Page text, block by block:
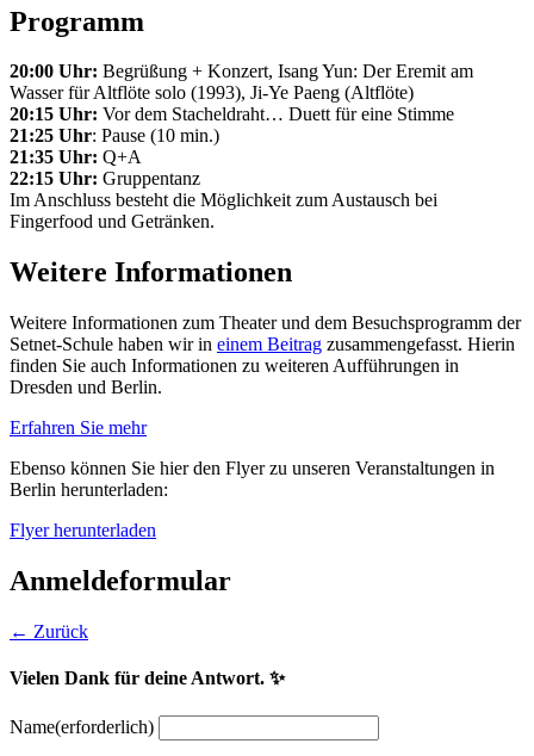
Programm
20:00 Uhr: Begrüßung + Konzert, Isang Yun: Der Eremit am
Wasser für Altflöte solo (1993), Ji-Ye Paeng (Altflöte)
20:15 Uhr: Vor dem Stacheldraht… Duett für eine Stimme
21:25 Uhr: Pause (10 min.)
21:35 Uhr: Q+A
22:15 Uhr: Gruppentanz
Im Anschluss besteht die Möglichkeit zum Austausch bei
Fingerfood und Getränken.
Weitere Informationen
Weitere Informationen zum Theater und dem Besuchsprogramm der
Setnet-Schule haben wir in einem Beitrag zusammengefasst. Hierin
finden Sie auch Informationen zu weiteren Aufführungen in
Dresden und Berlin.
Erfahren Sie mehr
Ebenso können Sie hier den Flyer zu unseren Veranstaltungen in
Berlin herunterladen:
Flyer herunterladen
Anmeldeformular
← Zurück
Vielen Dank für deine Antwort. ✨
Name(erforderlich)